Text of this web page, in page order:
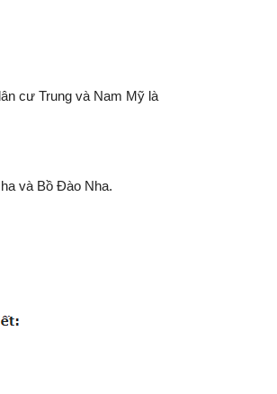
cư Trung và Nam Mỹ là
và Bồ Đào Nha.